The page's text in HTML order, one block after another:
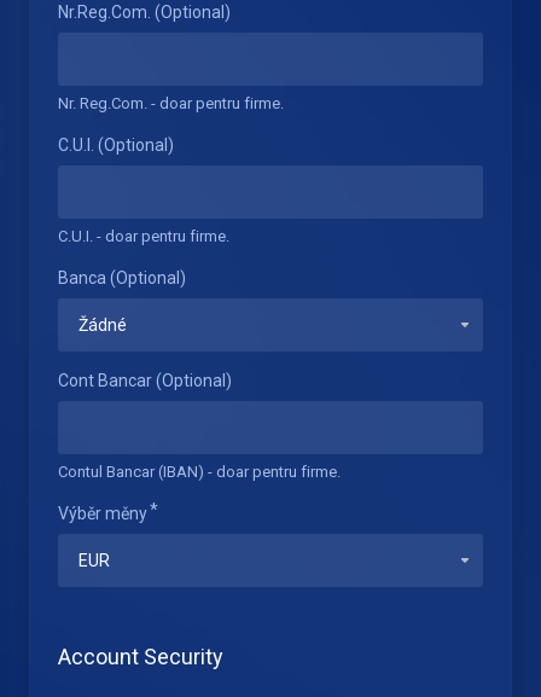
Nr.Reg.Com. (Optional)
Nr. Reg.Com. - doar pentru firme.
C.U.I. (Optional)
C.U.I. - doar pentru firme.
Banca (Optional)
Cont Bancar (Optional)
Contul Bancar (IBAN) - doar pentru firme.
Výběr měny
Account Security